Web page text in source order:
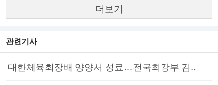
더보기
관련기사
대한체육회장배 양양서 성료…전국최강부 김..